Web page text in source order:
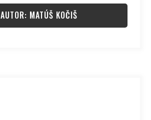
AUTOR: MATÚŠ KOČIŠ